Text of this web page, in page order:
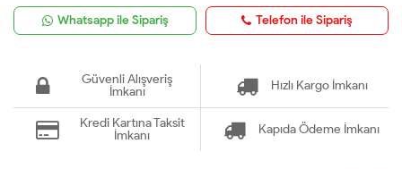
Whatsapp ile Sipariş Telefon ile Sipariş
Güvenli Alışveriş
İmkanı
Hızlı Kargo İmkanı
Kredi Kartına Taksit
İmkanı
Kapıda Ödeme İmkanı